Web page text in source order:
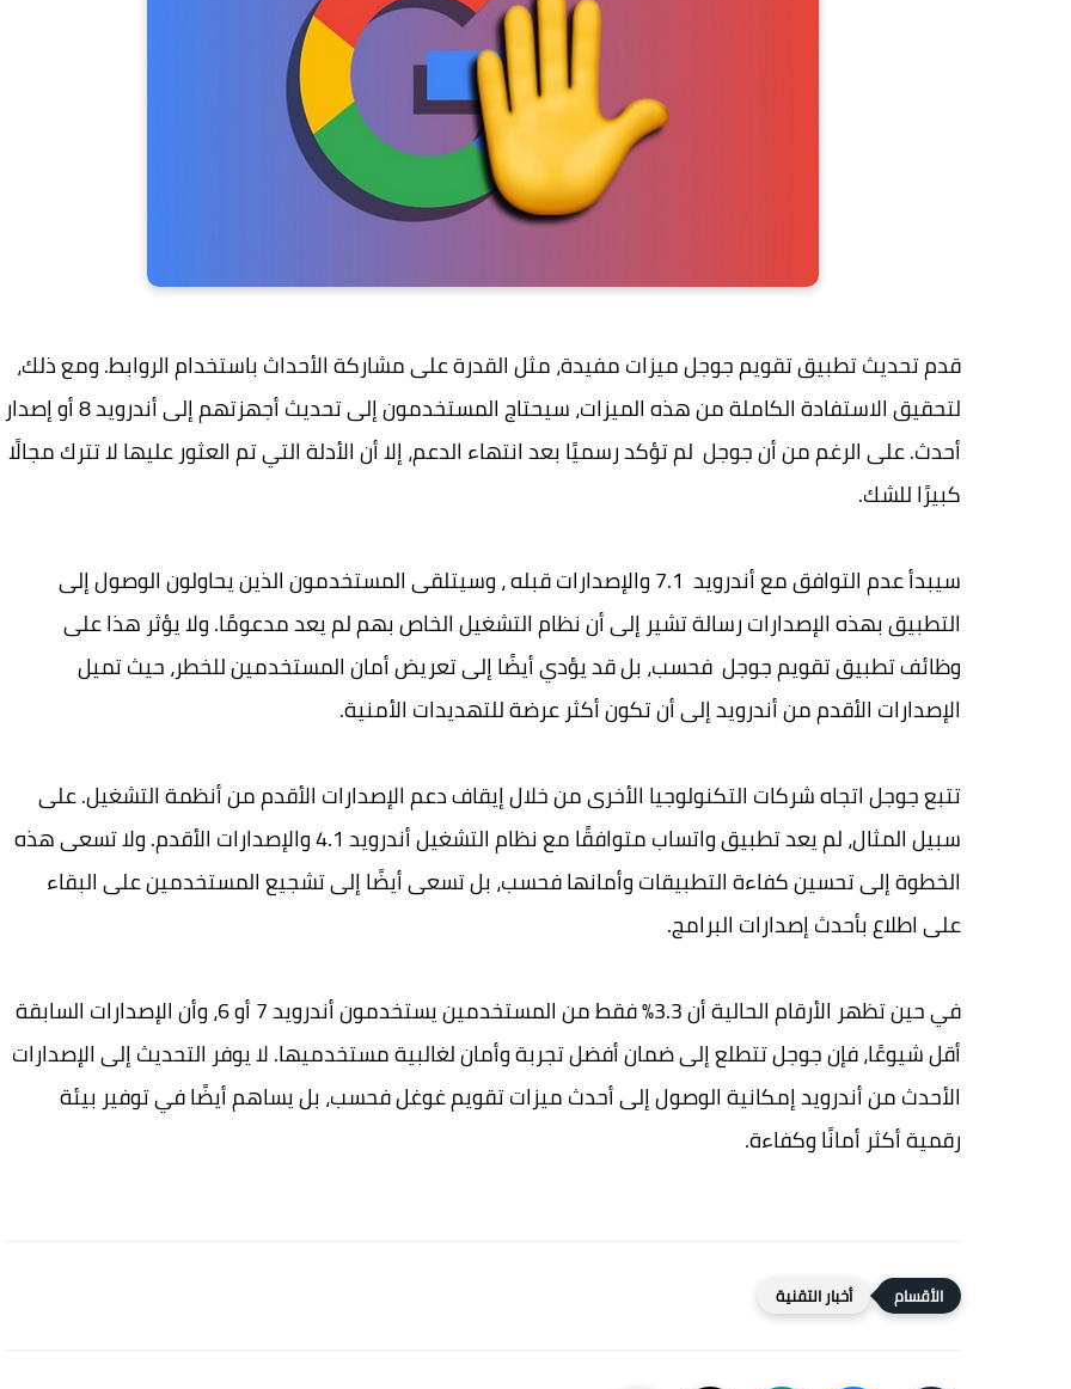
قدم تحديث تطبيق تقويم جوجل ميزات مفيدة، مثل القدرة على مشاركة الأحداث باستخدام الروابط. ومع ذلك،
لتحقيق الاستفادة الكاملة من هذه الميزات، سيحتاج المستخدمون إلى تحديث أجهزتهم إلى أندرويد 8 أو إصدار
أحدث. على الرغم من أن جوجل لم تؤكد رسميًا بعد انتهاء الدعم، إلا أن الأدلة التي تم العثور عليها لا تترك مجالًا
كبيرًا للشك.
سيبدأ عدم التوافق مع أندرويد 7.1 والإصدارات قبله ، وسيتلقى المستخدمون الذين يحاولون الوصول إلى
التطبيق بهذه الإصدارات رسالة تشير إلى أن نظام التشغيل الخاص بهم لم يعد مدعومًا. ولا يؤثر هذا على
وظائف تطبيق تقويم جوجل فحسب، بل قد يؤدي أيضًا إلى تعريض أمان المستخدمين للخطر، حيث تميل
الإصدارات الأقدم من أندرويد إلى أن تكون أكثر عرضة للتهديدات الأمنية.
تتبع جوجل اتجاه شركات التكنولوجيا الأخرى من خلال إيقاف دعم الإصدارات الأقدم من أنظمة التشغيل. على
سبيل المثال، لم يعد تطبيق واتساب متوافقًا مع نظام التشغيل أندرويد 4.1 والإصدارات الأقدم. ولا تسعى هذه
الخطوة إلى تحسين كفاءة التطبيقات وأمانها فحسب، بل تسعى أيضًا إلى تشجيع المستخدمين على البقاء
على اطلاع بأحدث إصدارات البرامج.
في حين تظهر الأرقام الحالية أن 3.3% فقط من المستخدمين يستخدمون أندرويد 7 أو 6، وأن الإصدارات السابقة
أقل شيوعًا، فإن جوجل تتطلع إلى ضمان أفضل تجربة وأمان لغالبية مستخدميها. لا يوفر التحديث إلى الإصدارات
الأحدث من أندرويد إمكانية الوصول إلى أحدث ميزات تقويم غوغل فحسب، بل يساهم أيضًا في توفير بيئة
رقمية أكثر أمانًا وكفاءة.
أخبار التقنية